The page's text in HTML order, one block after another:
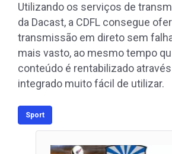
Utilizando os serviços de
da Dacast, a CDFL consegue
transmissão em direto sem
mais vasto, ao mesmo tempo
conteúdo é rentabilizado através
integrado muito fácil de utilizar.
Sport